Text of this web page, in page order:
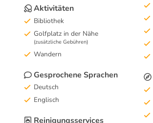
Aktivitäten
Bibliothek
Golfplatz in der Nähe
(zusätzliche Gebühren)
Wandern
Gesprochene Sprachen
Deutsch
Englisch
Reinigungsservices